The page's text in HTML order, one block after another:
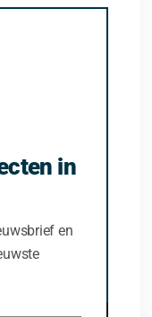
in
en